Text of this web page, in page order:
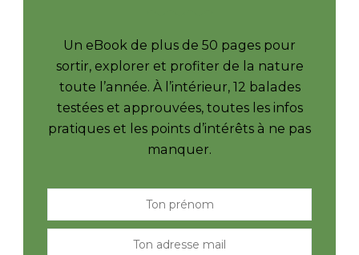
Un eBook de plus de 50 pages pour
sortir, explorer et profiter de la nature
toute l’année. À l’intérieur, 12 balades
testées et approuvées, toutes les infos
pratiques et les points d’intérêts à ne pas
manquer.